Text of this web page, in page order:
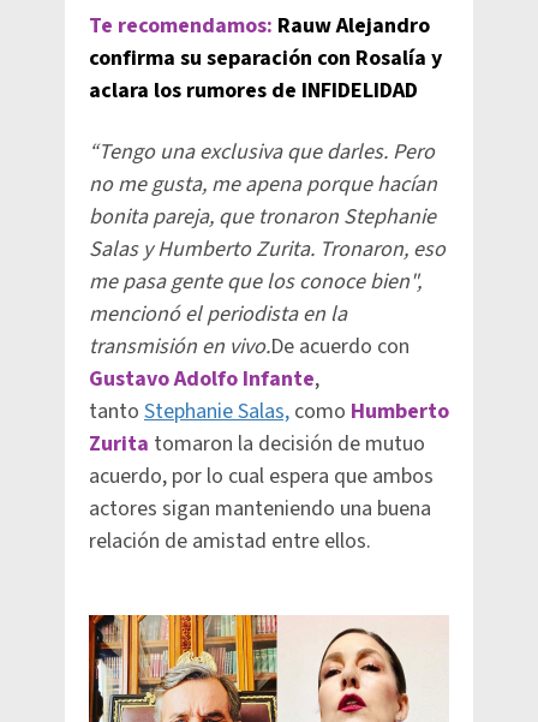
Te recomendamos: Rauw Alejandro
confirma su separación con Rosalía y
aclara los rumores de INFIDELIDAD
“Tengo una exclusiva que darles. Pero
no me gusta, me apena porque hacían
bonita pareja, que tronaron Stephanie
Salas y Humberto Zurita. Tronaron, eso
me pasa gente que los conoce bien",
mencionó el periodista en la
transmisión en vivo.De acuerdo con
Gustavo Adolfo Infante,
tanto Stephanie Salas, como Humberto
Zurita tomaron la decisión de mutuo
acuerdo, por lo cual espera que ambos
actores sigan manteniendo una buena
relación de amistad entre ellos.